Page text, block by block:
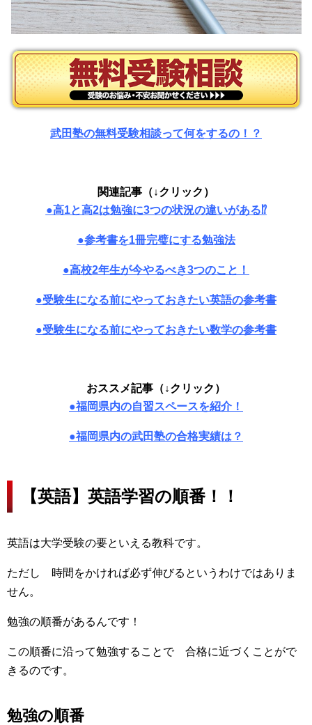
武田塾の無料受験相談って何をするの！？
関連記事（↓クリック）
●高1と高2は勉強に3つの状況の違いがある⁉
●参考書を1冊完璧にする勉強法
●高校2年生が今やるべき3つのこと！
●受験生になる前にやっておきたい英語の参考書
●受験生になる前にやっておきたい数学の参考書
おススメ記事（↓クリック）
●福岡県内の自習スペースを紹介！
●福岡県内の武田塾の合格実績は？
【英語】英語学習の順番！！
英語は大学受験の要といえる教科です。
ただし 時間をかければ必ず伸びるというわけではありま
せん。
勉強の順番があるんです！
この順番に沿って勉強することで 合格に近づくことがで
きるのです。
勉強の順番